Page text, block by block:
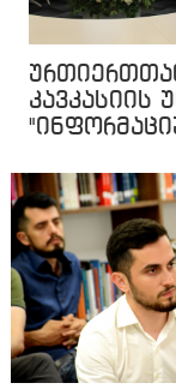
კავკასიის